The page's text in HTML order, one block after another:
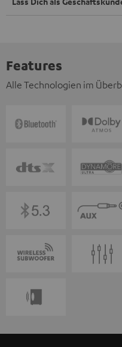
Features
Alle Technologien im